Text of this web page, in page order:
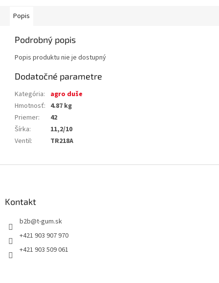
Popis
Podrobný popis
Popis produktu nie je dostupný
Dodatočné parametre
Kategória:
agro duše
Hmotnosť: 4.87 kg
Priemer:
42
Šírka:
11,2/10
Ventil: TR218A
Kontakt
b2b@t-gum.sk
+421 903 907 970
+421 903 509 061